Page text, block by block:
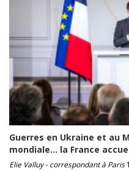
Guerres en Ukraine et au
mondiale… la France
Elie Valluy - correspondant à Paris